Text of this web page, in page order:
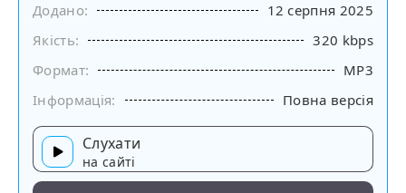
Додано:
12 серпня 2025
Якість:
320 kbps
Формат:
MP3
Інформація:
Повна версія
Слухати
на сайті